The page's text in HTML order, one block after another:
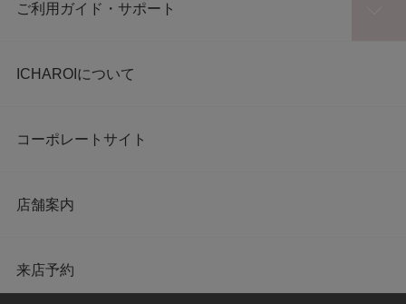
ご利用ガイド・サポート
ICHAROIについて
コーポレートサイト
店舗案内
来店予約